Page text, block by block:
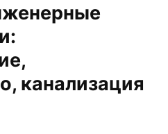
канализация